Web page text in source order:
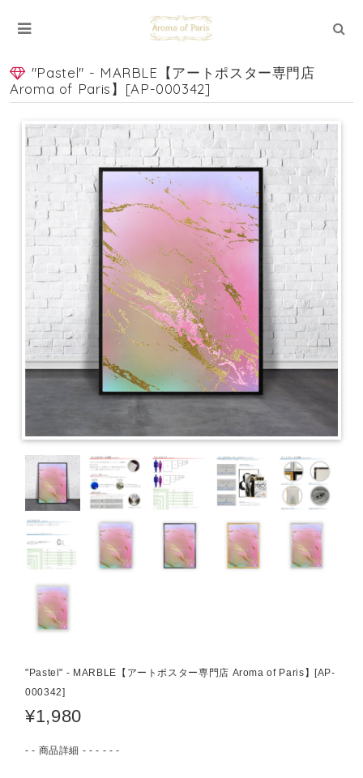
"Pastel" - MARBLE【アートポスター専門店
Aroma of Paris】[AP-000342]
"Pastel" - MARBLE【アートポスター専門店 Aroma of Paris】[AP-
000342]
¥1,980
- - 商品詳細 - - - - - -